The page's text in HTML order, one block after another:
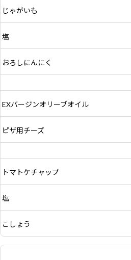
じゃがいも
塩
おろしにんにく
EXバージンオリーブオイル
ピザ用チーズ
トマトケチャップ
塩
こしょう